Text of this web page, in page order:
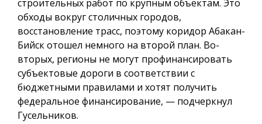
строительных работ по крупным объектам. Это
обходы вокруг столичных городов,
восстановление трасс, поэтому коридор Абакан-
Бийск отошел немного на второй план. Во-
вторых, регионы не могут профинансировать
субъектовые дороги в соответствии с
бюджетными правилами и хотят получить
федеральное финансирование, — подчеркнул
Гусельников.